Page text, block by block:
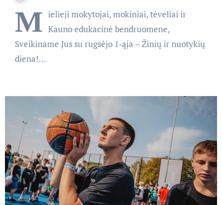
M ielieji mokytojai, mokiniai, tėveliai ir
Kauno edukacinė bendruomene,
Sveikiname Jus su rugsėjo 1‑ąja – Žinių ir nuotykių
diena!…